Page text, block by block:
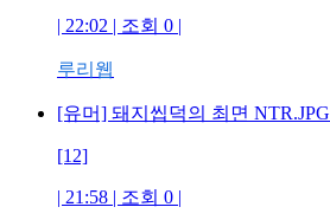
| 22:02 | 조회 0 |
루리웹
[유머] 돼지씹덕의 최면 NTR.JPG
[12]
| 21:58 | 조회 0 |